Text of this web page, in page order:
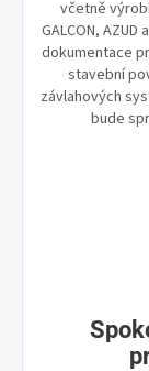
včetně
GALCON,
dokumentace
stavební
závlahových
bude